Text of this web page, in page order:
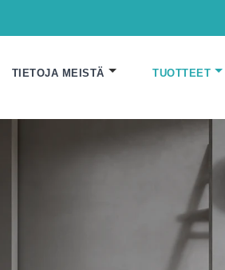
TIETOJA MEISTÄ TUOTTEET